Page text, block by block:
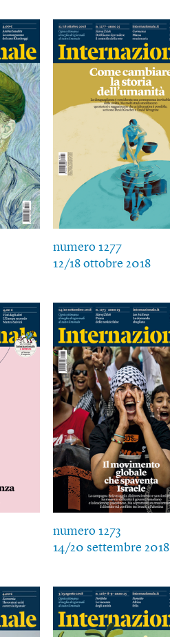
numero 1277
12/18 ottobre 2018
numero 1273
14/20 settembre 2018